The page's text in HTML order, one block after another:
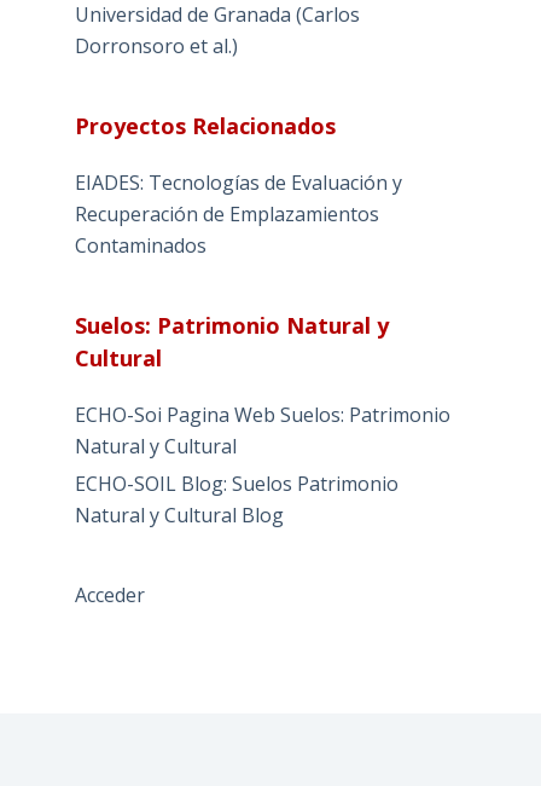
Universidad de Granada (Carlos
Dorronsoro et al.)
Proyectos Relacionados
EIADES: Tecnologías de Evaluación y
Recuperación de Emplazamientos
Contaminados
Suelos: Patrimonio Natural y
Cultural
ECHO-Soi Pagina Web Suelos: Patrimonio
Natural y Cultural
ECHO-SOIL Blog: Suelos Patrimonio
Natural y Cultural Blog
Acceder